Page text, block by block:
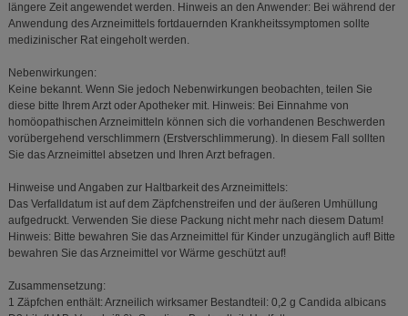
längere Zeit angewendet werden. Hinweis an den Anwender: Bei während der
Anwendung des Arzneimittels fortdauernden Krankheitssymptomen sollte
medizinischer Rat eingeholt werden.
Nebenwirkungen:
Keine bekannt. Wenn Sie jedoch Nebenwirkungen beobachten, teilen Sie
diese bitte Ihrem Arzt oder Apotheker mit. Hinweis: Bei Einnahme von
homöopathischen Arzneimitteln können sich die vorhandenen Beschwerden
vorübergehend verschlimmern (Erstverschlimmerung). In diesem Fall sollten
Sie das Arzneimittel absetzen und Ihren Arzt befragen.
Hinweise und Angaben zur Haltbarkeit des Arzneimittels:
Das Verfalldatum ist auf dem Zäpfchenstreifen und der äußeren Umhüllung
aufgedruckt. Verwenden Sie diese Packung nicht mehr nach diesem Datum!
Hinweis: Bitte bewahren Sie das Arzneimittel für Kinder unzugänglich auf! Bitte
bewahren Sie das Arzneimittel vor Wärme geschützt auf!
Zusammensetzung:
1 Zäpfchen enthält: Arzneilich wirksamer Bestandteil: 0,2 g Candida albicans